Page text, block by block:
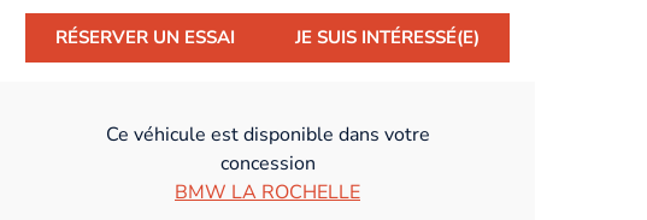
RÉSERVER UN ESSAI JE SUIS INTÉRESSÉ(E)
Ce véhicule est disponible dans votre
concession
BMW LA ROCHELLE